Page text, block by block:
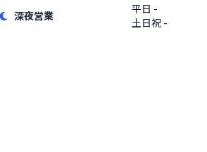
深夜営業 平日 -
土日祝 -